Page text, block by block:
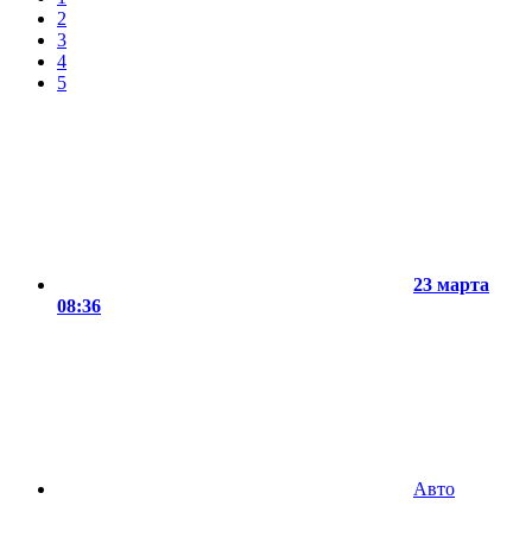
2
3
4
5
23 марта
08:36
Авто